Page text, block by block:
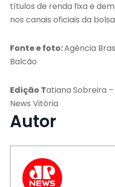
títulos de renda fixa e
nos canais oficiais da
Fonte e foto:Agência
Balcão
Edição Tatiana Sobreira
News Vitória
Autor